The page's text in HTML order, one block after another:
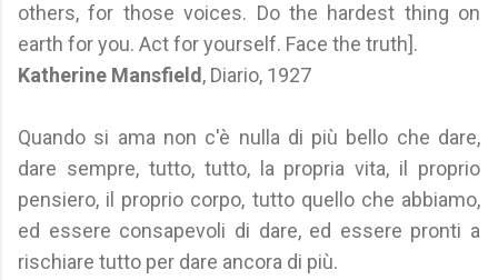
others, for those voices. Do the hardest thing on
earth for you. Act for yourself. Face the truth].
Katherine Mansfield , Diario, 1927
Quando si ama non c'è nulla di più bello che dare,
dare sempre, tutto, tutto, la propria vita, il proprio
pensiero, il proprio corpo, tutto quello che abbiamo,
ed essere consapevoli di dare, ed essere pronti a
rischiare tutto per dare ancora di più.